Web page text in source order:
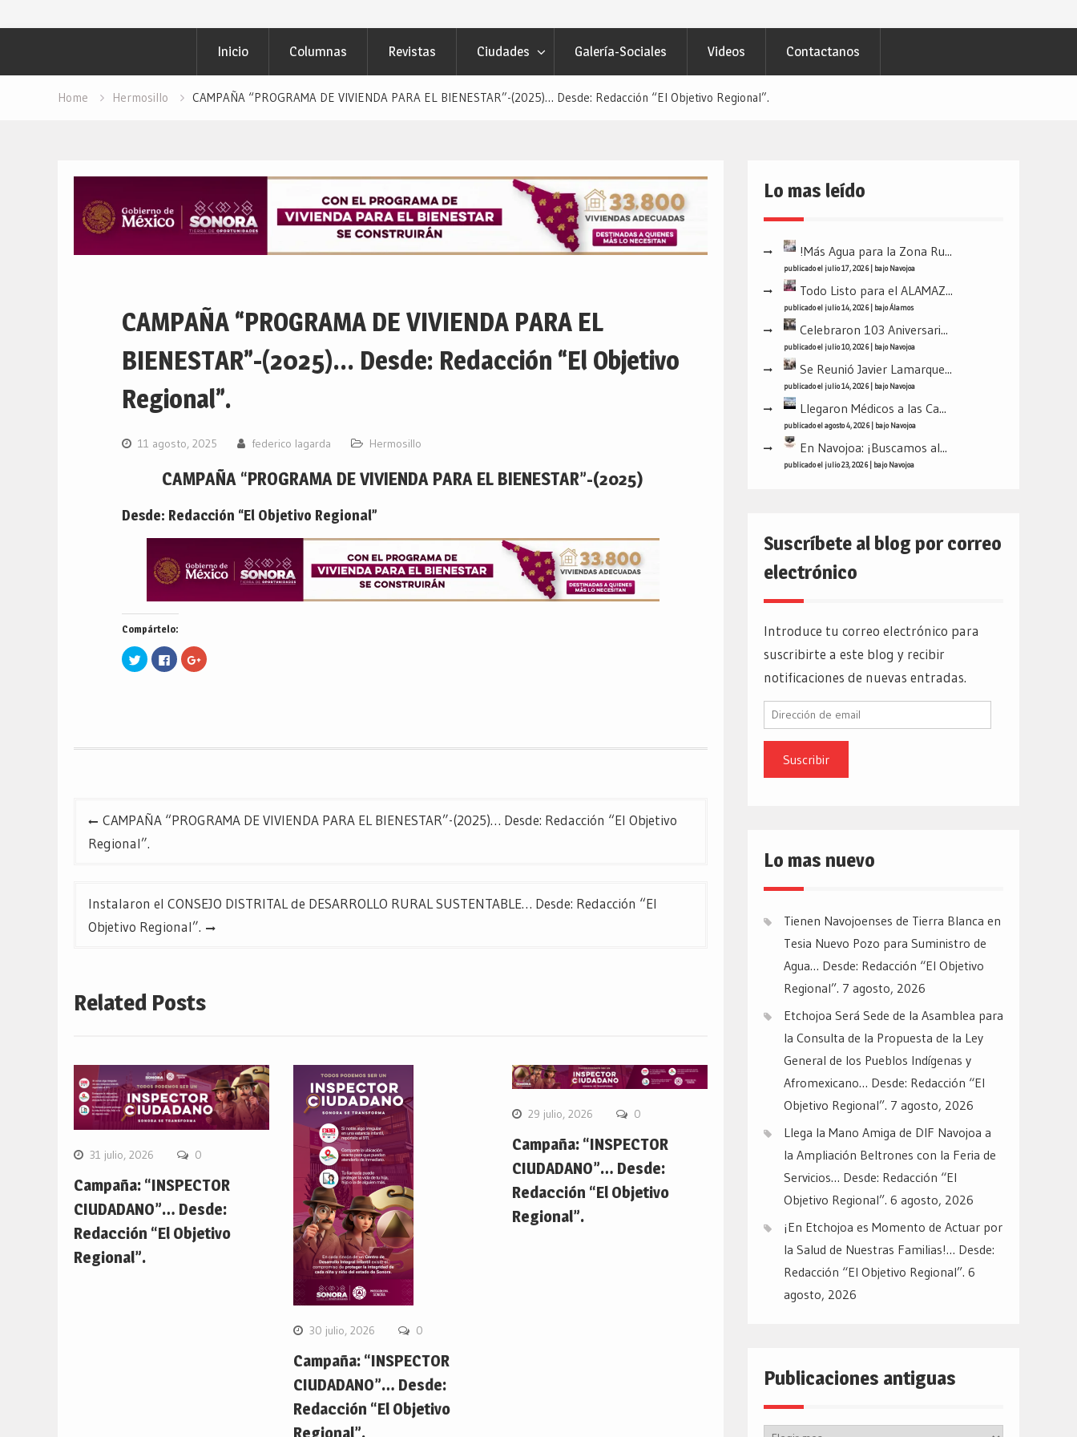
Inicio Columnas Revistas Ciudades Galería-Sociales Videos Contactanos
Home Hermosillo CAMPAÑA “PROGRAMA DE VIVIENDA PARA EL BIENESTAR”-(2025)… Desde: Redacción “El Objetivo Regional”.
CAMPAÑA “PROGRAMA DE VIVIENDA PARA EL
BIENESTAR”-(2025)… Desde: Redacción “El Objetivo
Regional”.
11 agosto, 2025 federico lagarda Hermosillo
CAMPAÑA “PROGRAMA DE VIVIENDA PARA EL BIENESTAR”-(2025)
Desde: Redacción “El Objetivo Regional”
Compártelo:
Haz
clic
para
ventana
Haz
clic
para
ventana
Haz
clic
ventana
Navegación
de
CAMPAÑA “PROGRAMA DE VIVIENDA PARA EL BIENESTAR”-(2025)… Desde: Redacción “El Objetivo
Regional”.
Instalaron el CONSEJO DISTRITAL de DESARROLLO RURAL SUSTENTABLE… Desde: Redacción “El
Objetivo Regional”.
Related Posts
31 julio, 2026 0
Campaña: “INSPECTOR
CIUDADANO”… Desde:
Redacción “El Objetivo
Regional”.
30 julio, 2026 0
Campaña: “INSPECTOR
CIUDADANO”… Desde:
Redacción “El Objetivo
Regional”.
29 julio, 2026 0
Campaña: “INSPECTOR
CIUDADANO”… Desde:
Redacción “El Objetivo
Regional”.
Lo mas leído
!Más Agua para la Zona Ru...
publicado el julio 17, 2026| bajoNavojoa
Todo Listo para el ALAMAZ...
publicado el julio 14, 2026| bajoÁlamos
Celebraron 103 Aniversari...
publicado el julio 10, 2026| bajoNavojoa
Se Reunió Javier Lamarque...
publicado el julio 14, 2026| bajoNavojoa
Llegaron Médicos a las Ca...
publicado el agosto 4, 2026| bajoNavojoa
En Navojoa: ¡Buscamos al...
publicado el julio 23, 2026| bajoNavojoa
Suscríbete al blog por correo
electrónico
Introduce tu correo electrónico para
suscribirte a este blog y recibir
notificaciones de nuevas entradas.
Dirección
email
Lo mas nuevo
Tienen Navojoenses de Tierra Blanca en
Tesia Nuevo Pozo para Suministro de
Agua… Desde: Redacción “El Objetivo
Regional”. 7 agosto, 2026
Etchojoa Será Sede de la Asamblea para
la Consulta de la Propuesta de la Ley
General de los Pueblos Indígenas y
Afromexicano… Desde: Redacción “El
Objetivo Regional”. 7 agosto, 2026
Llega la Mano Amiga de DIF Navojoa a
la Ampliación Beltrones con la Feria de
Servicios… Desde: Redacción “El
Objetivo Regional”. 6 agosto, 2026
¡En Etchojoa es Momento de Actuar por
la Salud de Nuestras Familias!… Desde:
Redacción “El Objetivo Regional”. 6
agosto, 2026
Publicaciones antiguas